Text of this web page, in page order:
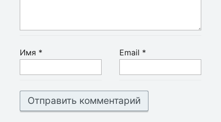
Имя * Email *